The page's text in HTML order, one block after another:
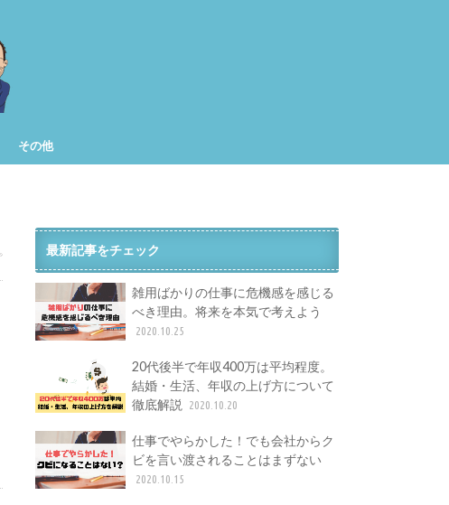
その他
最新記事をチェック
雑用ばかりの仕事に危機感を感じる
べき理由。将来を本気で考えよう
2020.10.25
20代後半で年収400万は平均程度。
結婚・生活、年収の上げ方について
徹底解説
2020.10.20
仕事でやらかした！でも会社からク
ビを言い渡されることはまずない
2020.10.15